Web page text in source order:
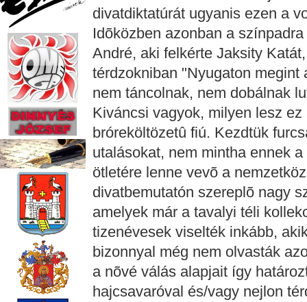
divatdiktatúrát ugyanis ezen a
Idõközben azonban a
André, aki felkérte Jaksity
térdzokniban "Nyugaton megint
nem táncolnak, nem dobálnak
Kiváncsi vagyok, milyen lesz
bróreköltözetû fiú. Kezdtük
utalásokat, nem mintha ennek
ötletére lenne vevõ a
divatbemutatón szereplõ nagy
amelyek már a tavalyi téli
tizenévesek viselték inkább,
bizonnyal még nem olvasták
a nõvé válás alapjait így
hajcsavaróval és/vagy nejlon